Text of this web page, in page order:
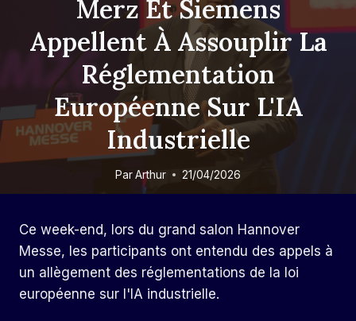
Merz Et Siemens
Appellent À Assouplir La
Réglementation
Européenne Sur L'IA
Industrielle
ParArthur 21/04/2026
Ce week-end, lors du grand salon Hannover
Messe, les participants ont entendu des appels à
un allègement des réglementations de la loi
européenne sur l'IA industrielle.